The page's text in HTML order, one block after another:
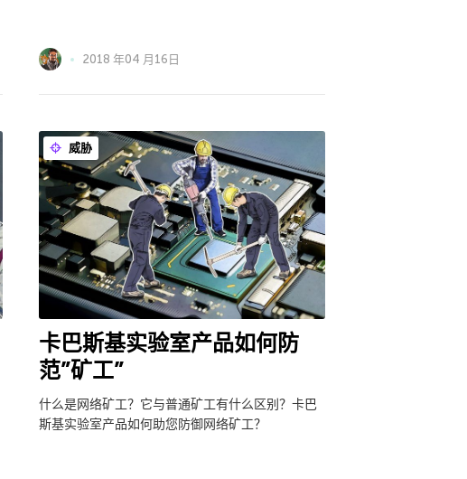
2018 年04 月16日
威胁
卡巴斯基实验室产品如何防
范”矿工”
什么是网络矿工？它与普通矿工有什么区别？卡巴
斯基实验室产品如何助您防御网络矿工？